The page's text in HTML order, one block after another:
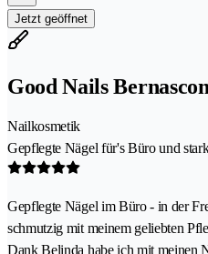
Jetzt geöffnet
Good Nails
Nailkosmetik
Gepflegte Nägel für's Büro und
Gepflegte Nägel im Büro - in der
schmutzig mit meinem geliebten
Dank Belinda habe ich mit meinen